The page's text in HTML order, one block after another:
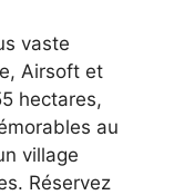
vaste
Airsoft et
hectares,
au
village
Réservez